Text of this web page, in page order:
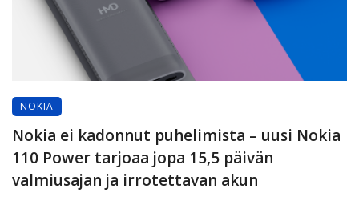
NOKIA
Nokia ei kadonnut puhelimista – uusi Nokia
110 Power tarjoaa jopa 15,5 päivän
valmiusajan ja irrotettavan akun